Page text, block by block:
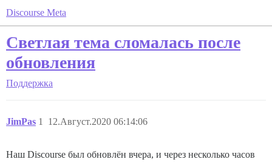
Discourse Meta
Светлая тема сломалась после
обновления
Поддержка
JimPas 12.Август.2020 06:14:06
1
Наш Discourse был обновлён вчера, и через несколько часов